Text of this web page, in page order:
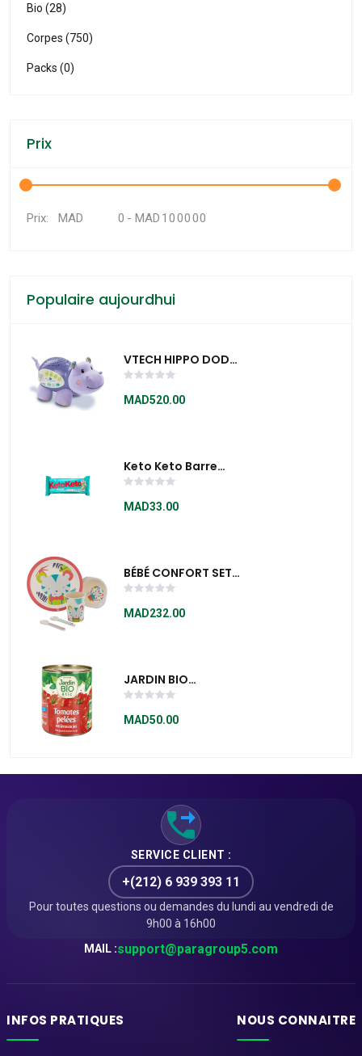
Bio (28)
Corpes (750)
Packs (0)
Prix
Prix: MAD - MAD
Populaire aujourdhui
VTECH HIPPO DODO
- 180905
MAD520.00
Keto Keto Barre
Noix De Coco Et Noix
De Cajou 50g -
MAD33.00
BÉBÉ CONFORT SET
REPAS BAMBOO
JUNGLE VIBES 2321
MAD232.00
JARDIN BIO
TOMATES PELEES
ENTIERES 800G
MAD50.00
SERVICE CLIENT :
+(212) 6 939 393 11
Pour toutes questions ou demandes du lundi au vendredi de
9h00 à 16h00
MAIL :support@paragroup5.com
INFOS PRATIQUES NOUS CONNAITRE